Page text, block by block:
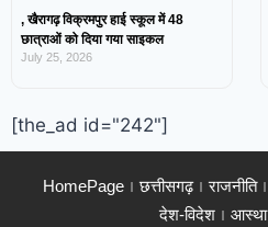
, खैरागढ़ विक्रमपुर हाई स्कूल में 48
छात्राओं को दिया गया साइकल
July 25, 2026
[the_ad id="242"]
HomePage छत्तीसगढ़ राजनीति
देश-विदेश
आस्था